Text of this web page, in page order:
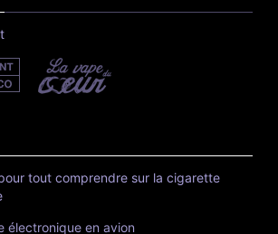
tout comprendre sur la cigarette
électronique en avion